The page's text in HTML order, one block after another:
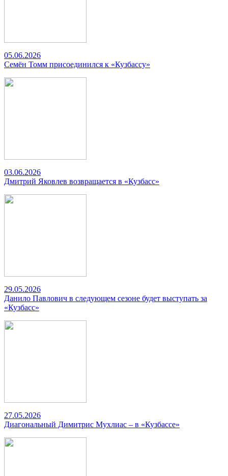
05.06.2026
Семён Томм присоединился к «Кузбассу»
03.06.2026
Дмитрий Яковлев возвращается в «Кузбасс»
29.05.2026
Данило Павлович в следующем сезоне будет выступать за
«Кузбасс»
27.05.2026
Диагональный Димитрис Мухлиас – в «Кузбассе»